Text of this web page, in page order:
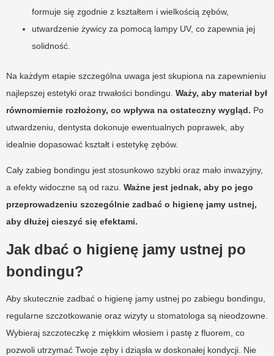
formuje się zgodnie z kształtem i wielkością zębów,
utwardzenie żywicy za pomocą lampy UV, co zapewnia jej
solidność.
Na każdym etapie szczególna uwaga jest skupiona na zapewnieniu
najlepszej estetyki oraz trwałości bondingu. Waży, aby materiał był
równomiernie rozłożony, co wpływa na ostateczny wygląd. Po
utwardzeniu, dentysta dokonuje ewentualnych poprawek, aby
idealnie dopasować kształt i estetykę zębów.
Cały zabieg bondingu jest stosunkowo szybki oraz mało inwazyjny,
a efekty widoczne są od razu. Ważne jest jednak, aby po jego
przeprowadzeniu szczególnie zadbać o higienę jamy ustnej,
aby dłużej cieszyć się efektami.
Jak dbać o higienę jamy ustnej po
bondingu?
Aby skutecznie zadbać o higienę jamy ustnej po zabiegu bondingu,
regularne szczotkowanie oraz wizyty u stomatologa są nieodzowne.
Wybieraj szczoteczkę z miękkim włosiem i pastę z fluorem, co
pozwoli utrzymać Twoje zęby i dziąsła w doskonałej kondycji. Nie